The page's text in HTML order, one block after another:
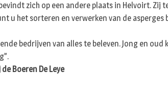
zich op een andere plaats in Helvoirt.
u het sorteren en verwerken van de asperges
bedrijven van alles te beleven. Jong en
Boeren De Leye